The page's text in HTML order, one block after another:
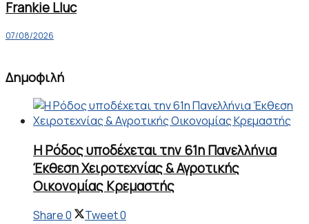
Frankie Lluc
07/08/2026
Δημοφιλή
Η Ρόδος υποδέχεται την 61η Πανελλήνια
Έκθεση Χειροτεχνίας & Αγροτικής
Οικονομίας Κρεμαστής
Share0 Tweet0